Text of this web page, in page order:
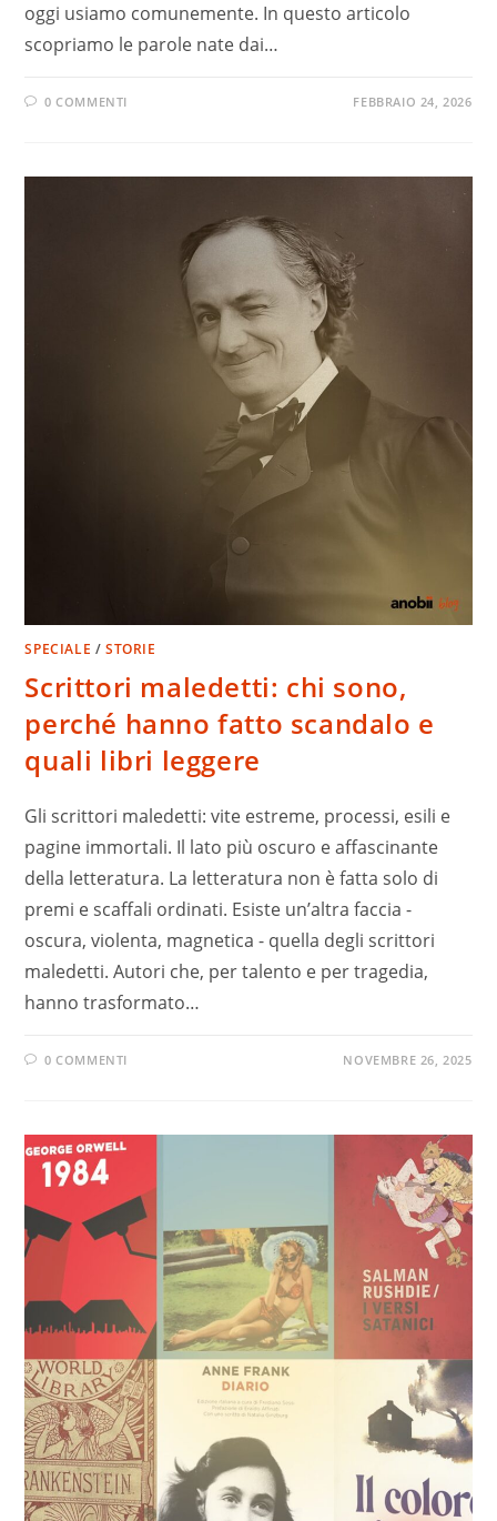
oggi usiamo comunemente. In questo articolo
scopriamo le parole nate dai…
0 COMMENTI FEBBRAIO 24, 2026
SPECIALE /STORIE
Scrittori maledetti: chi sono,
perché hanno fatto scandalo e
quali libri leggere
Gli scrittori maledetti: vite estreme, processi, esili e
pagine immortali. Il lato più oscuro e affascinante
della letteratura. La letteratura non è fatta solo di
premi e scaffali ordinati. Esiste un’altra faccia -
oscura, violenta, magnetica - quella degli scrittori
maledetti. Autori che, per talento e per tragedia,
hanno trasformato…
0 COMMENTI NOVEMBRE 26, 2025